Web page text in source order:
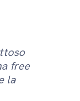
free
la